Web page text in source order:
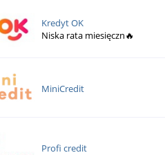
Kredyt OK
Niska rata miesięczn🔥
MiniCredit
Profi credit